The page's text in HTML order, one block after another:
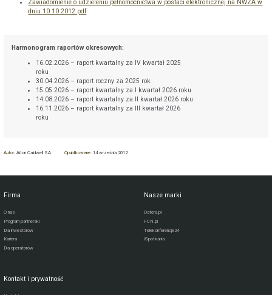
Zawiadomienie o udzieleniu pełnomocnictwa w postaci elektronicznej na NWZA w
dniu 10.10.2012.pdf
Harmonogram raportów okresowych:
16.02.2026 – raport kwartalny za IV kwartał 2025
roku
30.04.2026 – raport roczny za 2025 rok
15.05.2026 – raport kwartalny za I kwartał 2026 roku
14.08.2026 – raport kwartalny za II kwartał 2026 roku
16.11.2026 – raport kwartalny za III kwartał 2026
roku
Autor:Aiton Caldwell SA Opublikowane: 14 września 2012
Firma
O nas
Program partnerski
Dla inwestorów
Kariera
Dla operatorów
Nasze marki
Datera.pl
FCN.pl
Telekonferencje24
iSpotkania
Kontakt i prywatność